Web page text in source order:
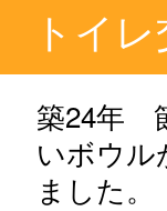
トイ
築24年
いボウ
ました。